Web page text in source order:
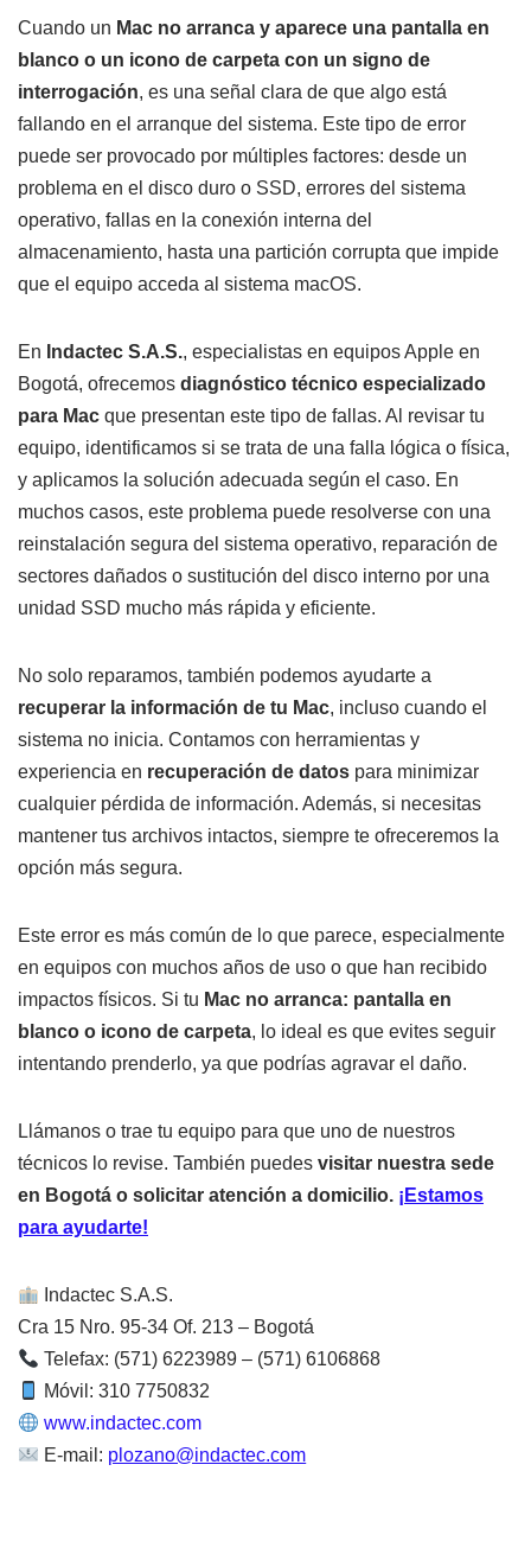
Cuando un Mac no arranca y aparece una pantalla en
blanco o un icono de carpeta con un signo de
interrogación, es una señal clara de que algo está
fallando en el arranque del sistema. Este tipo de error
puede ser provocado por múltiples factores: desde un
problema en el disco duro o SSD, errores del sistema
operativo, fallas en la conexión interna del
almacenamiento, hasta una partición corrupta que impide
que el equipo acceda al sistema macOS.
En Indactec S.A.S., especialistas en equipos Apple en
Bogotá, ofrecemos diagnóstico técnico especializado
para Mac que presentan este tipo de fallas. Al revisar tu
equipo, identificamos si se trata de una falla lógica o física,
y aplicamos la solución adecuada según el caso. En
muchos casos, este problema puede resolverse con una
reinstalación segura del sistema operativo, reparación de
sectores dañados o sustitución del disco interno por una
unidad SSD mucho más rápida y eficiente.
No solo reparamos, también podemos ayudarte a
recuperar la información de tu Mac, incluso cuando el
sistema no inicia. Contamos con herramientas y
experiencia en recuperación de datos para minimizar
cualquier pérdida de información. Además, si necesitas
mantener tus archivos intactos, siempre te ofreceremos la
opción más segura.
Este error es más común de lo que parece, especialmente
en equipos con muchos años de uso o que han recibido
impactos físicos. Si tu Mac no arranca: pantalla en
blanco o icono de carpeta, lo ideal es que evites seguir
intentando prenderlo, ya que podrías agravar el daño.
Llámanos o trae tu equipo para que uno de nuestros
técnicos lo revise. También puedes visitar nuestra sede
en Bogotá o solicitar atención a domicilio. ¡Estamos
para ayudarte!
Indactec S.A.S.
Cra 15 Nro. 95-34 Of. 213 – Bogotá
Telefax: (571) 6223989 – (571) 6106868
Móvil: 310 7750832
www.indactec.com
E-mail: plozano@indactec.com